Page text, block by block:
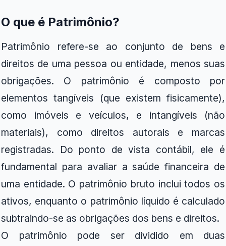
O que é Patrimônio?
Patrimônio refere-se ao conjunto de bens e
direitos de uma pessoa ou entidade, menos suas
obrigações. O patrimônio é composto por
elementos tangíveis (que existem fisicamente),
como imóveis e veículos, e intangíveis (não
materiais), como direitos autorais e marcas
registradas. Do ponto de vista contábil, ele é
fundamental para avaliar a saúde financeira de
uma entidade. O patrimônio bruto inclui todos os
ativos, enquanto o patrimônio líquido é calculado
subtraindo-se as obrigações dos bens e direitos.
O patrimônio pode ser dividido em duas